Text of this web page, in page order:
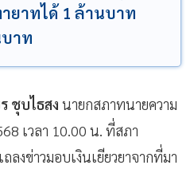
ยาทได้ 1 ล้านบาท
บาท
ชุบไธสง นายกสภาทนายความ
เวลา 10.00 น. ที่สภา
ลงข่าวมอบเงินเยียวยาจากที่มา